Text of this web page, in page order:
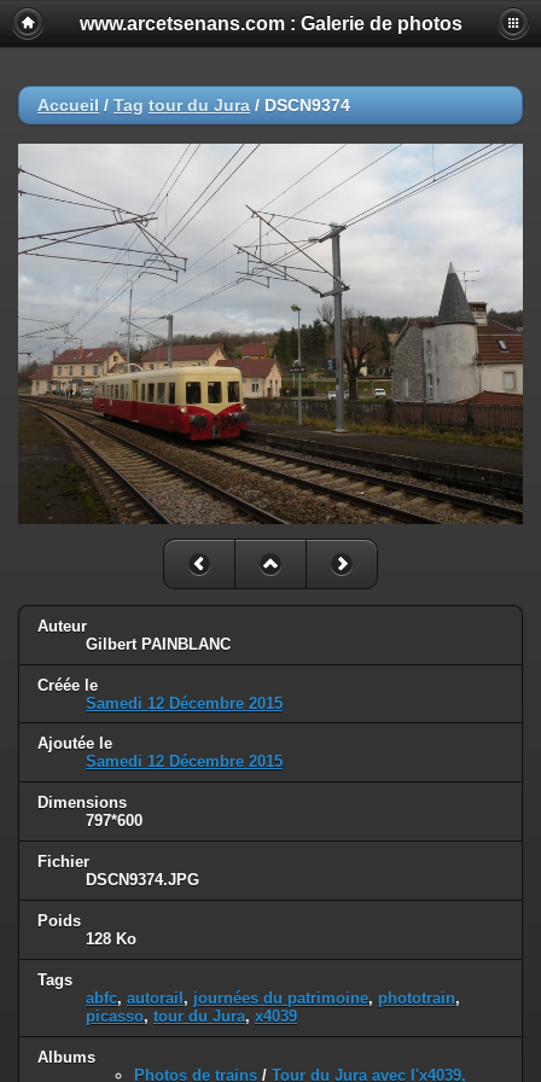
www.arcetsenans.com : Galerie de photos
Accueil / Tag tour du Jura / DSCN9374
Auteur
Gilbert PAINBLANC
Créée le
Samedi 12 Décembre 2015
Ajoutée le
Samedi 12 Décembre 2015
Dimensions
797*600
Fichier
DSCN9374.JPG
Poids
128 Ko
Tags
abfc, autorail , journées du patrimoine, phototrain,
picasso, tour du Jura, x4039
Albums
Photos de trains / Tour du Jura avec l'x4039,